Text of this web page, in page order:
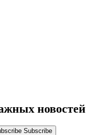
новостей
Subscribe